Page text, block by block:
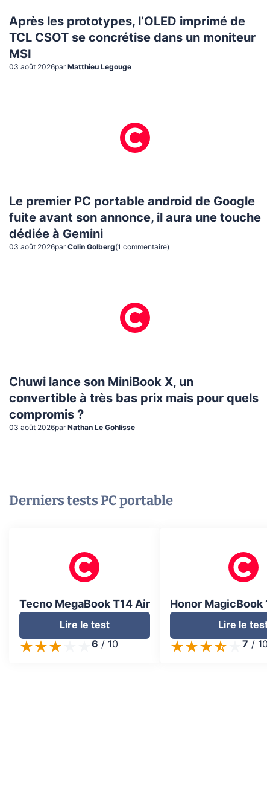
Après les prototypes, l’OLED imprimé de
TCL CSOT se concrétise dans un moniteur
MSI
03 août 2026par Matthieu Legouge
Le premier PC portable android de Google
fuite avant son annonce, il aura une touche
dédiée à Gemini
03 août 2026par Colin Golberg(1 commentaire)
Chuwi lance son MiniBook X, un
convertible à très bas prix mais pour quels
compromis ?
03 août 2026par Nathan Le Gohlisse
Derniers testsPC portable
Tecno MegaBook T14 Air
Lire le test
6 / 10
Honor MagicBook
Lire le test
7 / 10